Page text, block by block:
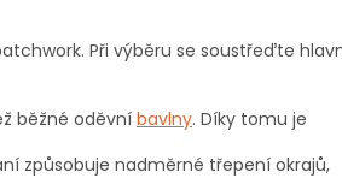
Při výběru se soustřeďte
běžné oděvní bavlny. Díky tomu je
způsobuje nadměrné třepení okrajů,